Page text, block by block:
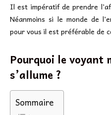
Il est impératif de prendre
Néanmoins si le monde de
pour vous il est préférable de
Pourquoi le voyant
s’allume ?
Sommaire